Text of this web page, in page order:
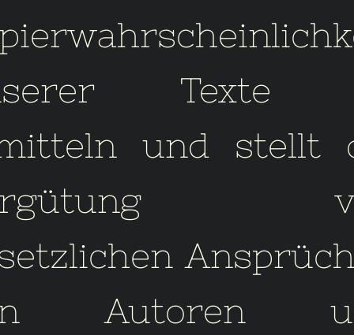
Texte
und stellt
Autoren